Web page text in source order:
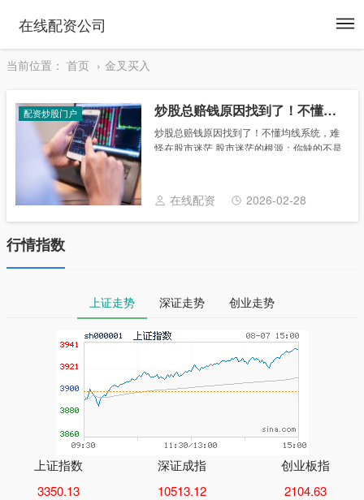
在线配资公司
当前位置： 首页 金叉买入
配资炒股门户 炒股总赔钱原因找到了！不懂均线系统，难怪在股市迷茫
炒股总赔钱原因找到了！不懂均线系统，难
怪在股市迷茫 股市迷茫的根源：你缺的不是
出乎意料：在股市赚钱，并不需要多么高深
莫......
在线配资 2026-02-28
行情指数
上证走势 深证走势 创业走势
上证指数
3350.13
深证成指
10513.12
创业板指
2104.63